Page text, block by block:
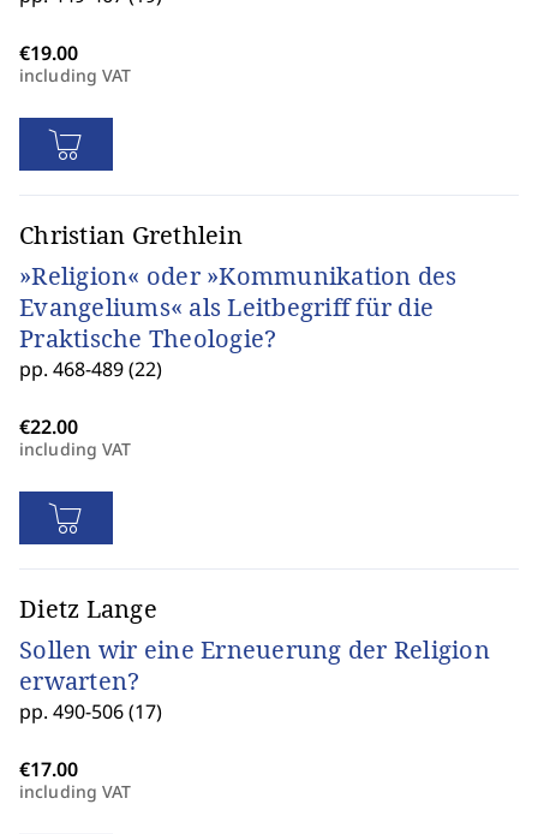
including VAT
Christian Grethlein
»Religion« oder »Kommunikation des
Evangeliums« als Leitbegriff für die
Praktische Theologie?
pp. 468-489 (22)
including VAT
Dietz Lange
Sollen wir eine Erneuerung der Religion
erwarten?
pp. 490-506 (17)
including VAT